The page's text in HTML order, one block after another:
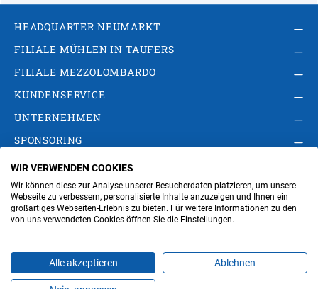
HEADQUARTER NEUMARKT
FILIALE MÜHLEN IN TAUFERS
FILIALE MEZZOLOMBARDO
KUNDENSERVICE
UNTERNEHMEN
SPONSORING
AGB Privacy Policy
Impressum
Cookie-Einstellungen ändern
Verwaltung
WIR VERWENDEN COOKIES
Wir können diese zur Analyse unserer Besucherdaten platzieren, um unsere
Webseite zu verbessern, personalisierte Inhalte anzuzeigen und Ihnen ein
großartiges Webseiten-Erlebnis zu bieten. Für weitere Informationen zu den
von uns verwendeten Cookies öffnen Sie die Einstellungen.
Alle akzeptieren Ablehnen